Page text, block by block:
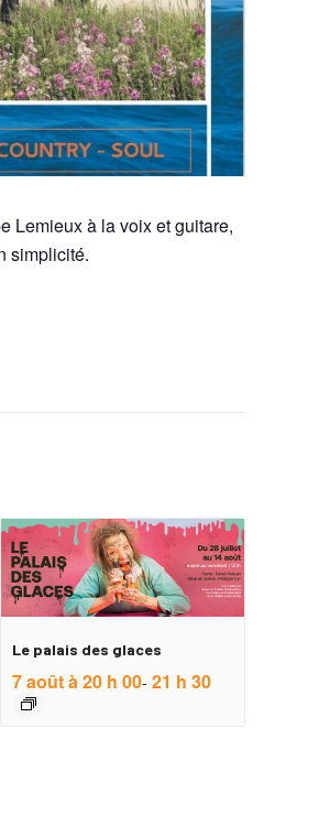
Lemieux à la voix et guitare,
simplicité.
Le palais des glaces
7 août à 20 h 00- 21 h 30